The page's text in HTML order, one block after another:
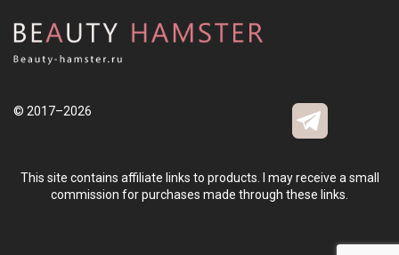
© 2017–2026
This site contains affiliate links to products. I may receive a small
commission for purchases made through these links.